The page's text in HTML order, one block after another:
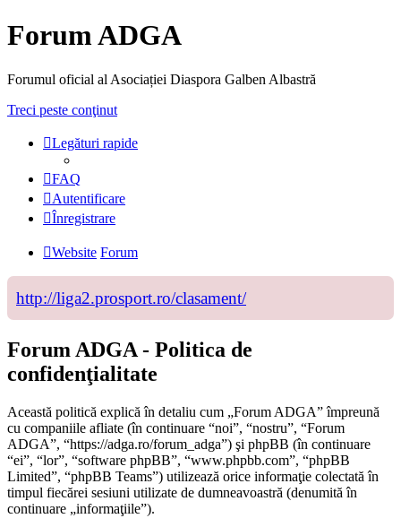
Forum ADGA
Forumul oficial al Asociației Diaspora Galben Albastră
Treci peste conţinut
Legături rapide
FAQ
Autentificare
Înregistrare
Website Forum
http://liga2.prosport.ro/clasament/
Forum ADGA - Politica de
confidenţialitate
Această politică explică în detaliu cum „Forum ADGA” împreună
cu companiile afliate (în continuare “noi”, “nostru”, “Forum
ADGA”, “https://adga.ro/forum_adga”) şi phpBB (în continuare
“ei”, “lor”, “software phpBB”, “www.phpbb.com”, “phpBB
Limited”, “phpBB Teams”) utilizează orice informaţie colectată în
timpul fiecărei sesiuni utilizate de dumneavoastră (denumită în
continuare „informaţiile”).